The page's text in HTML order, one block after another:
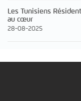
Les Tunisiens
au cœur
28-08-2025